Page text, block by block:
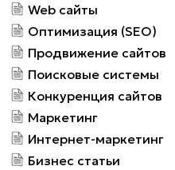
Web сайты
Оптимизация (SEO)
Продвижение сайтов
Поисковые системы
Конкуренция сайтов
Маркетинг
Интернет-маркетинг
Бизнес статьи